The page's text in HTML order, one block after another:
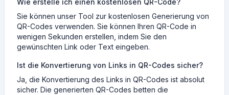
Wie erstelle ich einen kostenlosen QR-Code?
Sie können unser Tool zur kostenlosen Generierung von
QR-Codes verwenden. Sie können Ihren QR-Code in
wenigen Sekunden erstellen, indem Sie den
gewünschten Link oder Text eingeben.
Ist die Konvertierung von Links in QR-Codes sicher?
Ja, die Konvertierung des Links in QR-Codes ist absolut
sicher. Die generierten QR-Codes betten die